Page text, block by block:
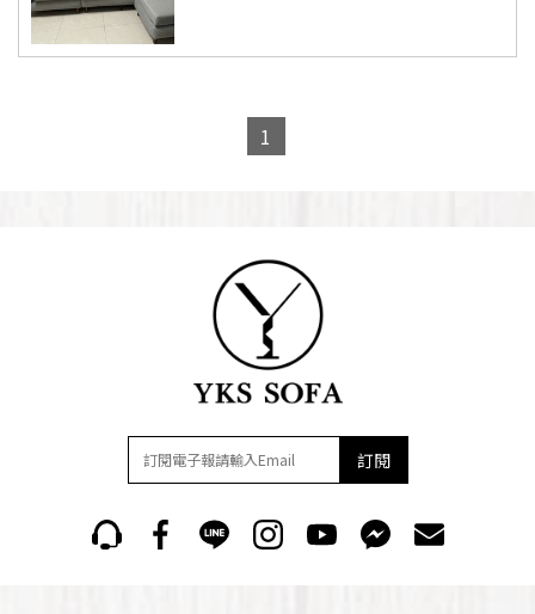
1
訂閱